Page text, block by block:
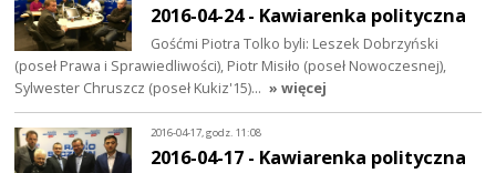
2016-04-24 - Kawiarenka polityczna
Gośćmi Piotra Tolko byli: Leszek Dobrzyński
(poseł Prawa i Sprawiedliwości), Piotr Misiło (poseł Nowoczesnej),
Sylwester Chruszcz (poseł Kukiz'15)… » więcej
2016-04-17, godz. 11:08
2016-04-17 - Kawiarenka polityczna